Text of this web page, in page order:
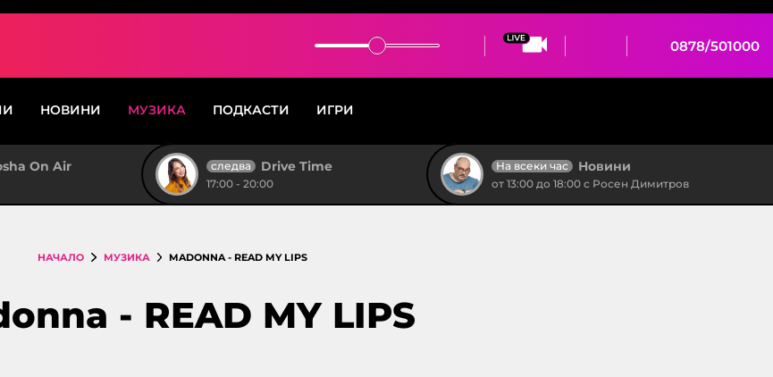
0878/501000
НОВИНИ МУЗИКА ПОДКАСТИ ИГРИ
On Air следва Drive Time
17:00 - 20:00
На всеки час Новини
от 13:00 до 18:00 с Росен Димитров
НАЧАЛО МУЗИКА MADONNA - READ MY LIPS
- READ MY LIPS